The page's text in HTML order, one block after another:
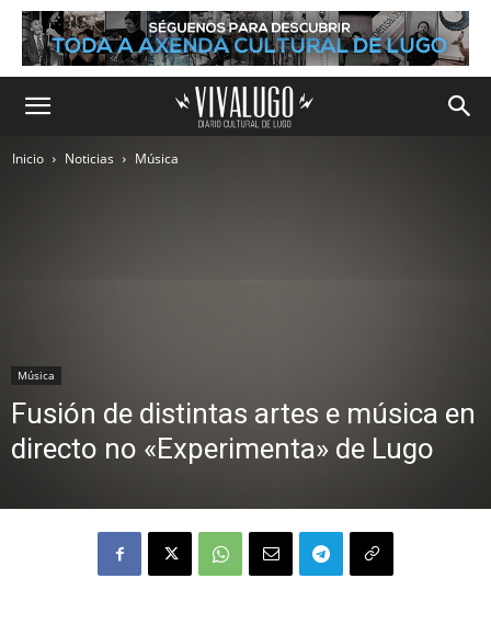
Inicio Noticias Música
Música
Fusión de distintas artes e música en
directo no «Experimenta» de Lugo